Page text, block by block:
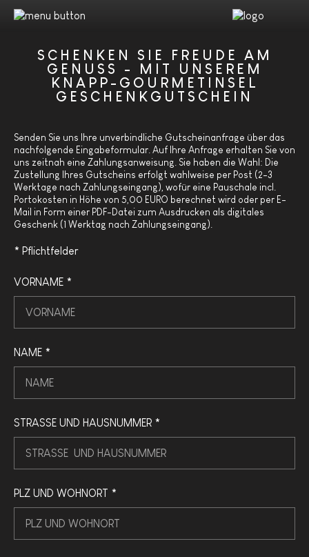
SCHENKEN SIE FREUDE AM
GENUSS - MIT UNSEREM
KNAPP-GOURMETINSEL
GESCHENKGUTSCHEIN
​Senden Sie uns Ihre unverbindliche Gutscheinanfrage über das
nachfolgende Eingabeformular. Auf Ihre Anfrage erhalten Sie von
uns zeitnah eine Zahlungsanweisung. Sie haben die Wahl: Die
Zustellung Ihres Gutscheins erfolgt wahlweise per Post (2-3
Werktage nach Zahlungseingang), wofür eine Pauschale incl.
Portokosten in Höhe von 5,00 EURO berechnet wird oder per E-
Mail in Form einer PDF-Datei zum Ausdrucken als digitales
Geschenk (1 Werktag nach Zahlungseingang).
* Pflichtfelder
VORNAME *
NAME *
STRASSE UND HAUSNUMMER *
PLZ UND WOHNORT *